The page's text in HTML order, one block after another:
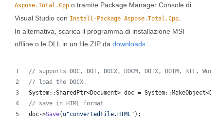
Aspose.Total.Cpp o tramite Package Manager Console di
Visual Studio con Install-Package Aspose.Total.Cpp
In alternativa, scarica il programma di installazione MSI
offline o le DLL in un file ZIP da downloads
// supports DOC, DOT, DOCX, DOCM, DOTX, DOTM, RTF,
// load the DOCX.
System::SharedPtr<Document> doc =
// save in HTML format
doc->Save( u"convertedFile.HTML" );